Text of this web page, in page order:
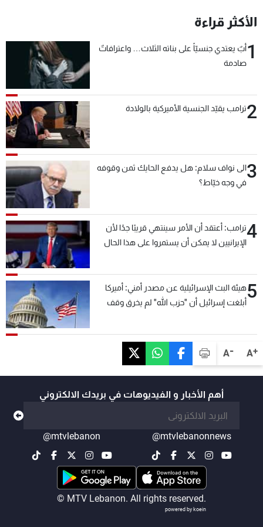
A+
A-
الأكثر قراءة
1أبٌ يعتدي جنسيّاً على بناته الثلاث… واعترافاتٌ
صادمة
2ترامب يقيّد الجنسية الأميركية بالولادة
3الى نواف سلام: هل يدفع الحايك ثمن وقوفه
في وجه خيّاط؟
4ترامب: أعتقد أن الأمر سينتهي قريبًا جدًا لأن
الإيرانيين لا يمكن أن يستمروا على هذا الحال
5هيئة البث الإسرائيلية عن مصدر أمني: أميركا
أبلغت إسرائيل أن "حزب الله" لم يخرق وقف
أهم الأخبار و الفيديوهات في بريدك الالكتروني
@mtvlebanonnews
@mtvlebanon
© MTV Lebanon. All rights reserved.
powered by koein
شاهد البرامج
الترددات
عن MTV
شروط الإسـتخدام
سياسة الخصوصية